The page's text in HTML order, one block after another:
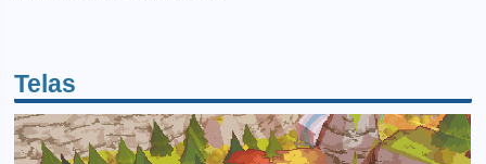
Telas